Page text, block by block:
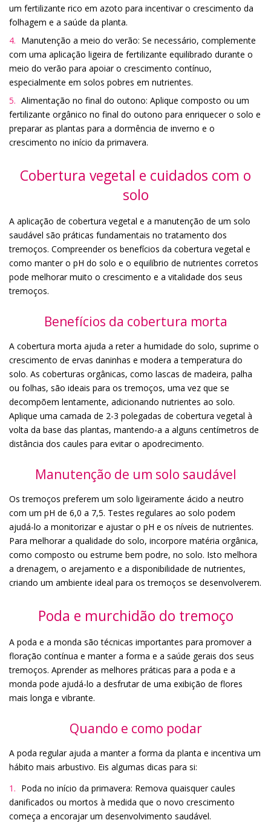
um fertilizante rico em azoto para incentivar o crescimento da
folhagem e a saúde da planta.
Manutenção a meio do verão: Se necessário, complemente
com uma aplicação ligeira de fertilizante equilibrado durante o
meio do verão para apoiar o crescimento contínuo,
especialmente em solos pobres em nutrientes.
Alimentação no final do outono: Aplique composto ou um
fertilizante orgânico no final do outono para enriquecer o solo e
preparar as plantas para a dormência de inverno e o
crescimento no início da primavera.
Cobertura vegetal e cuidados com o
solo
A aplicação de cobertura vegetal e a manutenção de um solo
saudável são práticas fundamentais no tratamento dos
tremoços. Compreender os benefícios da cobertura vegetal e
como manter o pH do solo e o equilíbrio de nutrientes corretos
pode melhorar muito o crescimento e a vitalidade dos seus
tremoços.
Benefícios da cobertura morta
A cobertura morta ajuda a reter a humidade do solo, suprime o
crescimento de ervas daninhas e modera a temperatura do
solo. As coberturas orgânicas, como lascas de madeira, palha
ou folhas, são ideais para os tremoços, uma vez que se
decompõem lentamente, adicionando nutrientes ao solo.
Aplique uma camada de 2-3 polegadas de cobertura vegetal à
volta da base das plantas, mantendo-a a alguns centímetros de
distância dos caules para evitar o apodrecimento.
Manutenção de um solo saudável
Os tremoços preferem um solo ligeiramente ácido a neutro
com um pH de 6,0 a 7,5. Testes regulares ao solo podem
ajudá-lo a monitorizar e ajustar o pH e os níveis de nutrientes.
Para melhorar a qualidade do solo, incorpore matéria orgânica,
como composto ou estrume bem podre, no solo. Isto melhora
a drenagem, o arejamento e a disponibilidade de nutrientes,
criando um ambiente ideal para os tremoços se desenvolverem.
Poda e murchidão do tremoço
A poda e a monda são técnicas importantes para promover a
floração contínua e manter a forma e a saúde gerais dos seus
tremoços. Aprender as melhores práticas para a poda e a
monda pode ajudá-lo a desfrutar de uma exibição de flores
mais longa e vibrante.
Quando e como podar
A poda regular ajuda a manter a forma da planta e incentiva um
hábito mais arbustivo. Eis algumas dicas para si:
Poda no início da primavera: Remova quaisquer caules
danificados ou mortos à medida que o novo crescimento
começa a encorajar um desenvolvimento saudável.